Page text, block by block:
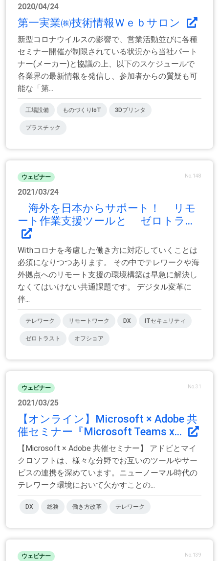
2020/04/24
第一実業㈱技術情報Ｗｅｂサロン
新型コロナウイルスの影響で、営業活動並びに各種
セミナー開催が制限されている状況から当社パート
ナー(メーカー)と協議の上、以下のスケジュールで
各業界の最新情報を発信し、参加者からの質疑も可
能な「第...
工場設備 ものづくりIoT 3Dプリンタ
プラスチック
ウェビナー No.148
2021/03/24
海外を日本からサポート！ リモ
ート作業支援ツールと ゼロトラ...
Withコロナを考慮した働き方に対応していくことは
必須になりつつあります。 その中でテレワークや海
外拠点へのリモート支援の環境構築は早急に解決し
なくてはいけない共通課題です。 デジタル変革に
伴...
テレワーク リモートワーク DX ITセキュリティ
ゼロトラスト オフショア
ウェビナー No.31
2021/03/25
【オンライン】Microsoft × Adobe 共
催セミナー『Microsoft Teams x...
【Microsoft × Adobe 共催セミナー】 アドビとマイ
クロソフトは、様々な分野でお互いのツールやサー
ビスの連携を深めています。ニューノーマル時代の
テレワーク環境において欠かすことの...
DX 総務 働き方改革 テレワーク
ウェビナー No.139